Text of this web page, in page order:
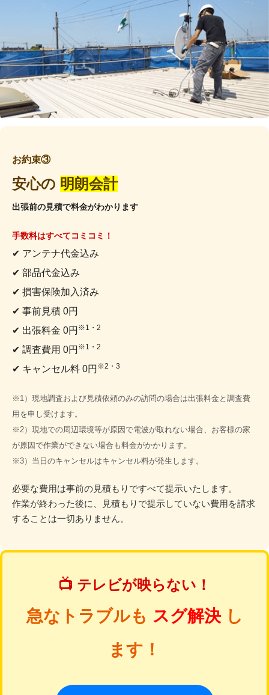
お約束③
安心の 明朗会計
出張前の見積で料金がわかります
手数料はすべてコミコミ！
✔ アンテナ代金込み
✔ 部品代金込み
✔ 損害保険加入済み
✔ 事前見積 0円
✔ 出張料金 0円 ※1・2
✔ 調査費用 0円 ※1・2
✔ キャンセル料 0円 ※2・3
※1）現地調査および見積依頼のみの訪問の場合は出張料金と調査費
用を申し受けます。
※2）現地での周辺環境等が原因で電波が取れない場合、お客様の家
が原因で作業ができない場合も料金がかかります。
※3）当日のキャンセルはキャンセル料が発生します。
必要な費用は事前の見積もりですべて提示いたします。
作業が終わった後に、見積もりで提示していない費用を請求
することは一切ありません。
📺 テレビが映らない！
急なトラブルも スグ解決し
ます！